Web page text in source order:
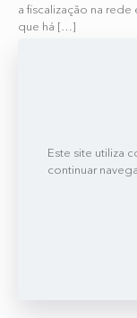
a fiscalização na rede
que há […]
Este site utiliza
continuar